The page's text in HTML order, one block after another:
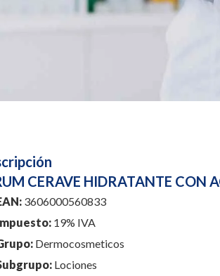
CERAVE HIDRATANTE CON
3606000560833
19% IVA
Dermocosmeticos
Lociones